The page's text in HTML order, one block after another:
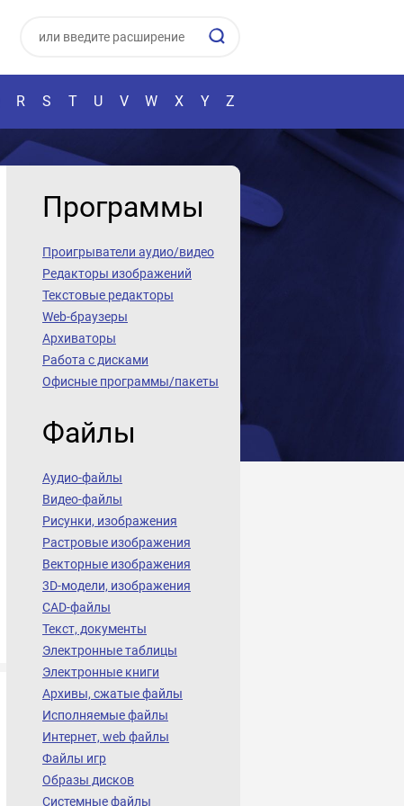
R S T U V W X Y Z
Программы
Проигрыватели аудио/видео
Редакторы изображений
Текстовые редакторы
Web-браузеры
Архиваторы
Работа с дисками
Офисные программы/пакеты
Файлы
Аудио-файлы
Видео-файлы
Рисунки, изображения
Растровые изображения
Векторные изображения
3D-модели, изображения
CAD-файлы
Текст, документы
Электронные таблицы
Электронные книги
Архивы, сжатые файлы
Исполняемые файлы
Интернет, web файлы
Файлы игр
Образы дисков
Системные файлы